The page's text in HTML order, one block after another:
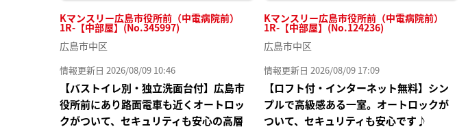
Kマンスリー広島市役所前（中電病院前）
1R-【中部屋】(No.345997)
広島市中区
情報更新日 2026/08/09 10:46
【バストイレ別・独立洗面台付】広島市
役所前にあり路面電車も近くオートロッ
クがついて、セキュリティも安心の高層
Kマンスリー広島市役所前（中電病院前）
1R-【中部屋】(No.124236)
広島市中区
情報更新日 2026/08/09 17:09
【ロフト付・インターネット無料】シン
プルで高級感ある一室。オートロックが
ついて、セキュリティも安心です♪